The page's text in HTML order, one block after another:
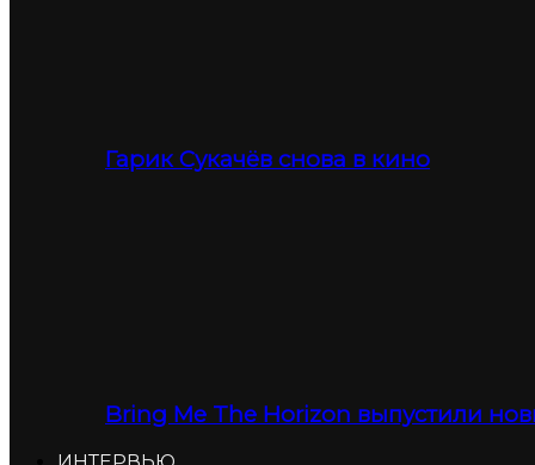
Гарик Сукачёв снова в кино
Bring Me The Horizon выпустили